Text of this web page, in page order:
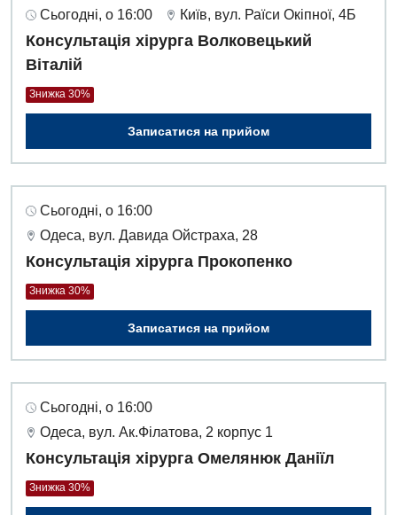
Дитяча кардіоревматологія
Дитяча неврологія
Дитяча оториноларингологія
Дитяча офтальмологія
Дитяча урологія
Дитяча хірургія
Педіатрія
Сьогодні, о 16:00 Київ, вул. Раїси Окіпної, 4Б
Консультація хірурга Волковецький
Віталій
Знижка 30%
Записатися на прийом
Сьогодні, о 16:00
Одеса, вул. Давида Ойстраха, 28
Консультація хірурга Прокопенко
Знижка 30%
Записатися на прийом
Сьогодні, о 16:00
Одеса, вул. Ак.Філатова, 2 корпус 1
Консультація хірурга Омелянюк Даніїл
Знижка 30%